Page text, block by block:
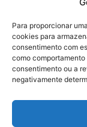
Para proporcionar
cookies para
consentimento com
como
consentimento ou a
negativamente
forma como o